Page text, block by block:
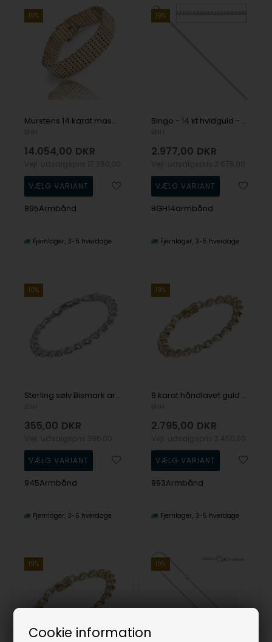
Cookie information
19%
Murstens 14 karat massiv guld armbånd fra BNH - Danmarks kæde producent
14.054,00 DKR
895Armbånd
Fjernlager 3-5 hverdage
19%
Bingo - 14 kt hvidguld - armbånd i 2 bredder og 3 længder
2.977,00 DKR
BGH14armbånd
Fjernlager 3-5 hverdage
10%
Sterling sølv Bismark armbånd - Dansk produceret hos BNH
355,00 DKR
945Armbånd
Fjernlager 3-5 hverdage
19%
8 karat håndlavet guld Bismark armbånd i flere længder og bredder
2.795,00 DKR
893Armbånd
Fjernlager 3-5 hverdage
19% 19%